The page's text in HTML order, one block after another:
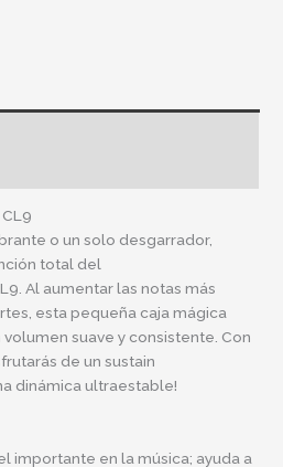
CL9
o un solo desgarrador,
total del
Al aumentar las notas más
esta pequeña caja mágica
suave y consistente. Con
de un sustain
dinámica ultraestable!
importante en la música; ayuda a